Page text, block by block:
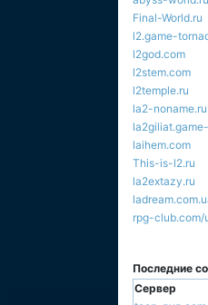
Final-World.ru
l2.game-
l2god.com
l2stem.com
l2temple.ru
la2-noname.ru
laihem.com
This-is-l2.ru
la2extazy.ru
rpg-club.com/
Последние
Сервер